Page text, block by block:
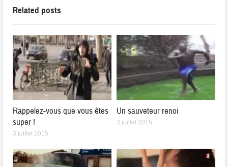
Related posts
Rappelez-vous que vous êtes
super !
3 juillet 2015
Un sauveteur renoi
3 juillet 2015